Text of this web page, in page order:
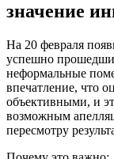
значение
На 20 февраля
успешно
неформальные
впечатление, что
объективными, и
возможным
пересмотру